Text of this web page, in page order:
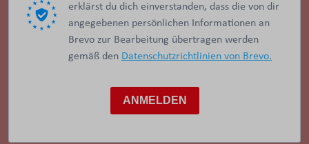
erklärst du dich einverstanden, dass die von dir
angegebenen persönlichen Informationen an
Brevo zur Bearbeitung übertragen werden
gemäß den Datenschutzrichtlinien von Brevo.
ANMELDEN